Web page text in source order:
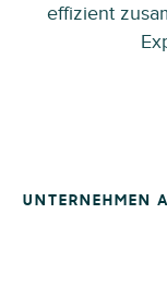
effizient
UNTERNEHMEN